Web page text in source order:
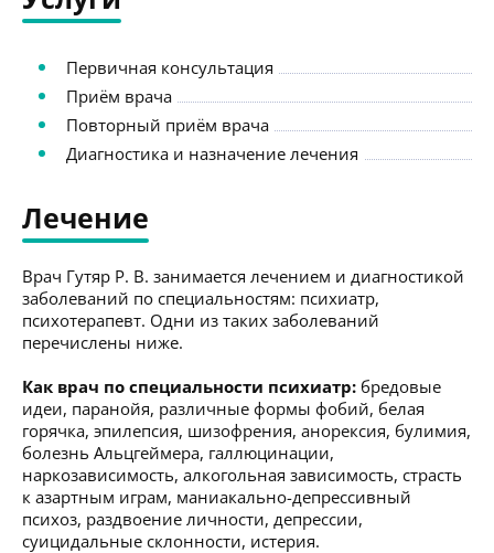
Первичная консультация
Приём врача
Повторный приём врача
Диагностика и назначение лечения
Лечение
Врач Гутяр Р. В. занимается лечением и диагностикой
заболеваний по специальностям: психиатр,
психотерапевт. Одни из таких заболеваний
перечислены ниже.
Как врач по специальности психиатр: бредовые
идеи, паранойя, различные формы фобий, белая
горячка, эпилепсия, шизофрения, анорексия, булимия,
болезнь Альцгеймера, галлюцинации,
наркозависимость, алкогольная зависимость, страсть
к азартным играм, маниакально-депрессивный
психоз, раздвоение личности, депрессии,
суицидальные склонности, истерия.